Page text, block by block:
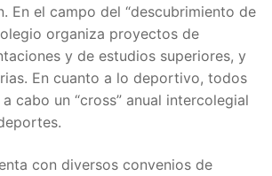
En el campo del “descubrimiento de
organiza proyectos de
y de estudios superiores, y
En cuanto a lo deportivo, todos
cabo un “cross” anual intercolegial
con diversos convenios de